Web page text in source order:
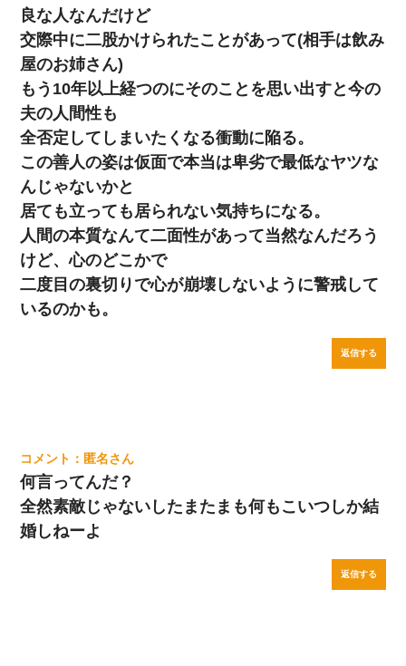
良な人なんだけど
交際中に二股かけられたことがあって(相手は飲み
屋のお姉さん)
もう10年以上経つのにそのことを思い出すと今の
夫の人間性も
全否定してしまいたくなる衝動に陥る。
この善人の姿は仮面で本当は卑劣で最低なヤツな
んじゃないかと
居ても立っても居られない気持ちになる。
人間の本質なんて二面性があって当然なんだろう
けど、心のどこかで
二度目の裏切りで心が崩壊しないように警戒して
いるのかも。
返信する
匿名
何言ってんだ？
全然素敵じゃないしたまたまも何もこいつしか結
婚しねーよ
返信する